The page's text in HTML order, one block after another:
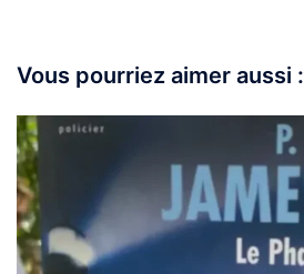
Vous pourriez aimer aussi :